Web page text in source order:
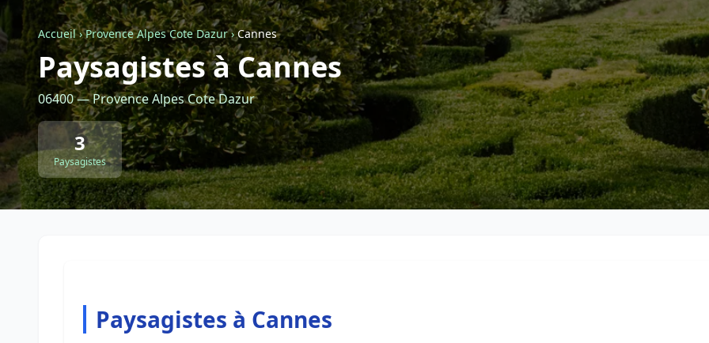
Accueil›Provence Alpes Cote Dazur›Cannes
Paysagistes à Cannes
06400 — Provence Alpes Cote Dazur
3
Paysagistes
Paysagistes à Cannes